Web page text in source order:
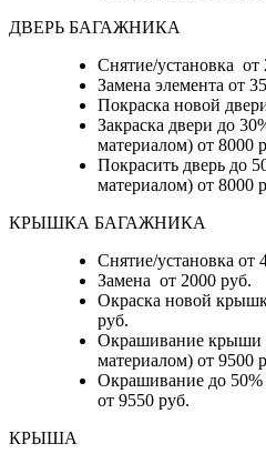
ДВЕРЬ БАГАЖНИКА
Снятие/установка от
Замена элемента от
Покраска новой
Закраска двери до
материалом) от 8000
Покрасить дверь до
материалом) от 8000
КРЫШКА БАГАЖНИКА
Снятие/установка от
Замена от 2000 руб.
Окраска новой
руб.
Окрашивание крыши
материалом) от 9500
Окрашивание до 50%
от 9550 руб.
КРЫША